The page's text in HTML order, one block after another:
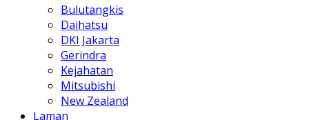
Bulutangkis
Daihatsu
DKI Jakarta
Gerindra
Kejahatan
Mitsubishi
New Zealand
Laman